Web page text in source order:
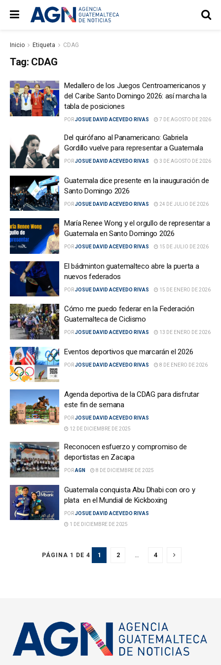
Inicio Etiqueta CDAG
Tag: CDAG
Medallero de los Juegos Centroamericanos y
del Caribe Santo Domingo 2026: así marcha la
tabla de posiciones
PORJOSUE DAVID ACEVEDO RIVAS 7 DE AGOSTO DE 2026
Del quirófano al Panamericano: Gabriela
Gordillo vuelve para representar a Guatemala
PORJOSUE DAVID ACEVEDO RIVAS 3 DE AGOSTO DE 2026
Guatemala dice presente en la inauguración de
Santo Domingo 2026
PORJOSUE DAVID ACEVEDO RIVAS 24 DE JULIO DE 2026
María Renee Wong y el orgullo de representar a
Guatemala en Santo Domingo 2026
PORJOSUE DAVID ACEVEDO RIVAS 15 DE JULIO DE 2026
El bádminton guatemalteco abre la puerta a
nuevos federados
PORJOSUE DAVID ACEVEDO RIVAS 15 DE ENERO DE 2026
Cómo me puedo federar en la Federación
Guatemalteca de Ciclismo
PORJOSUE DAVID ACEVEDO RIVAS 13 DE ENERO DE 2026
Eventos deportivos que marcarán el 2026
PORJOSUE DAVID ACEVEDO RIVAS 8 DE ENERO DE 2026
Agenda deportiva de la CDAG para disfrutar
este fin de semana
PORJOSUE DAVID ACEVEDO RIVAS
12 DE DICIEMBRE DE 2025
Reconocen esfuerzo y compromiso de
deportistas en Zacapa
PORAGN 8 DE DICIEMBRE DE 2025
Guatemala conquista Abu Dhabi con oro y
plata en el Mundial de Kickboxing
PORJOSUE DAVID ACEVEDO RIVAS
1 DE DICIEMBRE DE 2025
PÁGINA 1 DE 4 1 2 4